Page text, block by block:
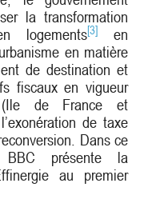
la transformation
logements[3]en
en matière
de destination et
fiscaux en vigueur
(Ile de France et
de taxe
Dans ce
BBC présente la
au premier